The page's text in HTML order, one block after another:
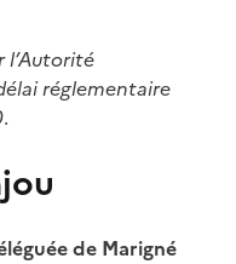
l’Autorité
réglementaire
.
de Marigné